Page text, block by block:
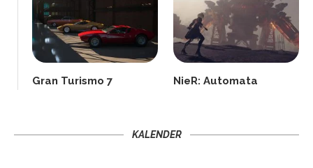
Gran Turismo 7 NieR: Automata
KALENDER